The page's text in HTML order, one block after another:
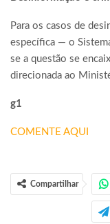
Para os casos de
específica — o
se a questão se
direcionada ao
g1
COMENTE AQUI
Compartilhar